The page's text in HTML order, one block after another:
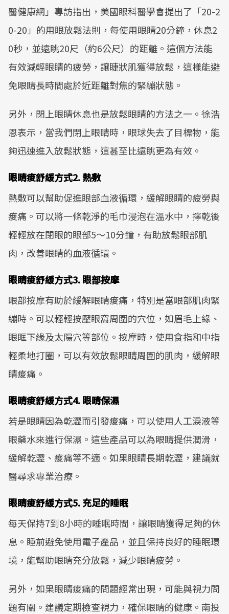
醫健康網」專訪指出，美國眼科醫學會提出了「20-2
0-20」的用眼放鬆法則，每使用眼睛20分鐘，休息2
0秒，並遠眺20尺（約6公尺）的距離。這個方法能
有效減輕眼睛的疲勞，讓睫狀肌獲得放鬆，這樣能避
免眼睛長時間處於近距離對焦的緊繃狀態。
另外，閉上眼睛休息也是放鬆眼睛的方法之一。徐浩
恩表示，當我們閉上眼睛時，眼球失去了目標物，能
夠迅速進入放鬆狀態，這甚至比遠眺更為有效。
眼睛痠舒緩方式2. 熱敷
熱敷可以幫助促進眼部血液循環，緩解眼睛的疲勞與
痠痛。可以將一條乾淨的毛巾浸泡在溫水中，擰乾後
輕輕放在閉眼的眼部5～10分鐘，有助放鬆眼部肌
肉，改善眼睛的血液循環。
眼睛痠舒緩方式3. 眼部按摩
眼部按摩有助於緩解眼睛痠痛，特別是當眼部肌肉緊
繃時。可以輕輕按壓眼窩周圍的穴位，如眉毛上緣、
眼眶下緣及太陽穴等部位。按摩時，使用食指和中指
輕柔地打圈，可以有效放鬆眼睛周圍的肌肉，緩解眼
睛痠痛。
眼睛痠舒緩方式4. 眼睛保濕
若是眼睛因為乾澀而引發痠痛，可以使用人工淚液等
眼藥水來進行保濕。這些產品可以為眼睛提供潤滑，
緩解乾澀、痠痛等不適。如果眼睛長期乾澀，建議就
醫尋求專業治療。
眼睛痠舒緩方式5. 充足的睡眠
每天保持7到8小時的睡眠時間，讓眼睛獲得足夠的休
息。睡前避免使用電子產品，並且保持良好的睡眠環
境，能幫助眼睛充分放鬆，減少眼睛疲勞。
另外，如果眼睛痠痛的問題經常出現，可能與視力問
題有關。建議定期檢查視力，確保眼睛的健康。南投